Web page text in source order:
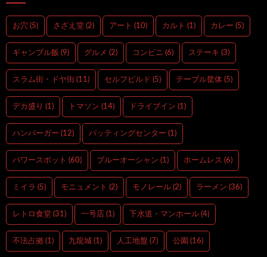
お穴 (5) さざえ堂 (2) アート (10) カルト (1) カレー (5)
ギャンブル飯 (9) グルメ (2) コンビニ (6) ステーキ (3)
スラム街・ドヤ街 (11) セルフビルド (5) テーブル筐体 (5)
デカ盛り (1) トマソン (14) ドライブイン (1)
ハンバーガー (12) バッティングセンター (1)
パワースポット (60) ブルーオーシャン (1) ホームレス (6)
ミイラ (5) モニュメント (2) モノレール (2) ラーメン (36)
レトロ食堂 (31) 一号店 (1) 下水道・マンホール (4)
不法占拠 (1) 九龍城 (1) 人工地盤 (7) 公園 (16)